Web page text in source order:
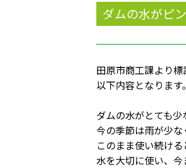
ダムの水がピ
田原市商工課より標
以下内容となります。
ダムの水がとても少
今の季節は雨が少な
このまま使い続ける
水を大切に使い、今